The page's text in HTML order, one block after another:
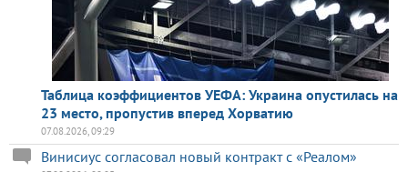
Таблица коэффициентов УЕФА: Украина опустилась на
23 место, пропустив вперед Хорватию
07.08.2026, 09:29
Винисиус согласовал новый контракт с «Реалом»